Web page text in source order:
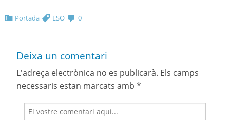
Portada ESO 0
Deixa un comentari
L'adreça electrònica no es publicarà. Els camps
necessaris estan marcats amb *